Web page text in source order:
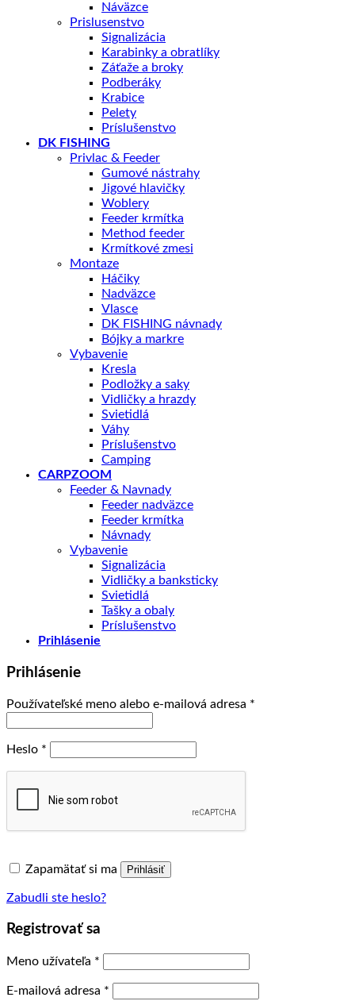
Náväzce
Prislusenstvo
Signalizácia
Karabinky a obratlíky
Záťaže a broky
Podberáky
Krabice
Pelety
Príslušenstvo
DK FISHING
Privlac & Feeder
Gumové nástrahy
Jigové hlavičky
Woblery
Feeder krmítka
Method feeder
Krmítkové zmesi
Montaze
Háčiky
Nadväzce
Vlasce
DK FISHING návnady
Bójky a markre
Vybavenie
Kresla
Podložky a saky
Vidličky a hrazdy
Svietidlá
Váhy
Príslušenstvo
Camping
CARPZOOM
Feeder & Navnady
Feeder nadväzce
Feeder krmítka
Návnady
Vybavenie
Signalizácia
Vidličky a banksticky
Svietidlá
Tašky a obaly
Príslušenstvo
Prihlásenie
Prihlásenie
Používateľské meno alebo e-mailová adresa *
Heslo *
Zapamätať si ma Prihlásiť
Zabudli ste heslo?
Registrovať sa
Meno užívateľa *
E-mailová adresa *